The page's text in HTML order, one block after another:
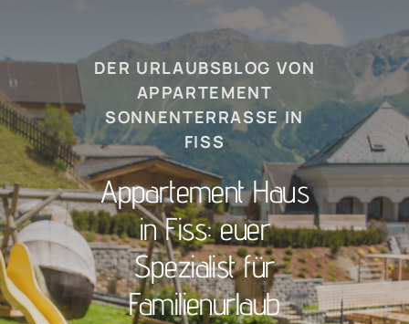
DER URLAUBSBLOG VON
APPARTEMENT
SONNENTERRASSE IN
FISS
Appartement Haus
in Fiss: euer
Spezialist für
Familienurlaub